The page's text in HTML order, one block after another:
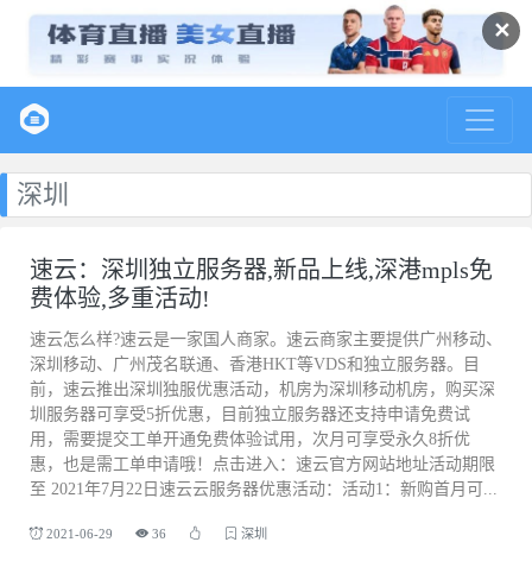
✕
深圳
速云：深圳独立服务器,新品上线,深港mpls免
费体验,多重活动!
速云怎么样?速云是一家国人商家。速云商家主要提供广州移动、
深圳移动、广州茂名联通、香港HKT等VDS和独立服务器。目
前，速云推出深圳独服优惠活动，机房为深圳移动机房，购买深
圳服务器可享受5折优惠，目前独立服务器还支持申请免费试
用，需要提交工单开通免费体验试用，次月可享受永久8折优
惠，也是需工单申请哦！点击进入：速云官方网站地址活动期限
至 2021年7月22日速云云服务器优惠活动：活动1：新购首月可...
2021-06-29 36 深圳